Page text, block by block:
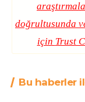
doğrultusunda
için Trust
Bu haberler